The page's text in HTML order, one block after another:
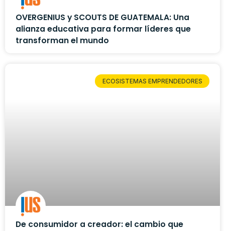
OVERGENIUS y SCOUTS DE GUATEMALA: Una
alianza educativa para formar líderes que
transforman el mundo
ECOSISTEMAS EMPRENDEDORES
De consumidor a creador: el cambio que